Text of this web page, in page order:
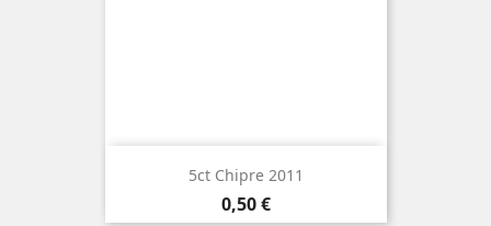
5ct Chipre 2011
Preço
0,50 €